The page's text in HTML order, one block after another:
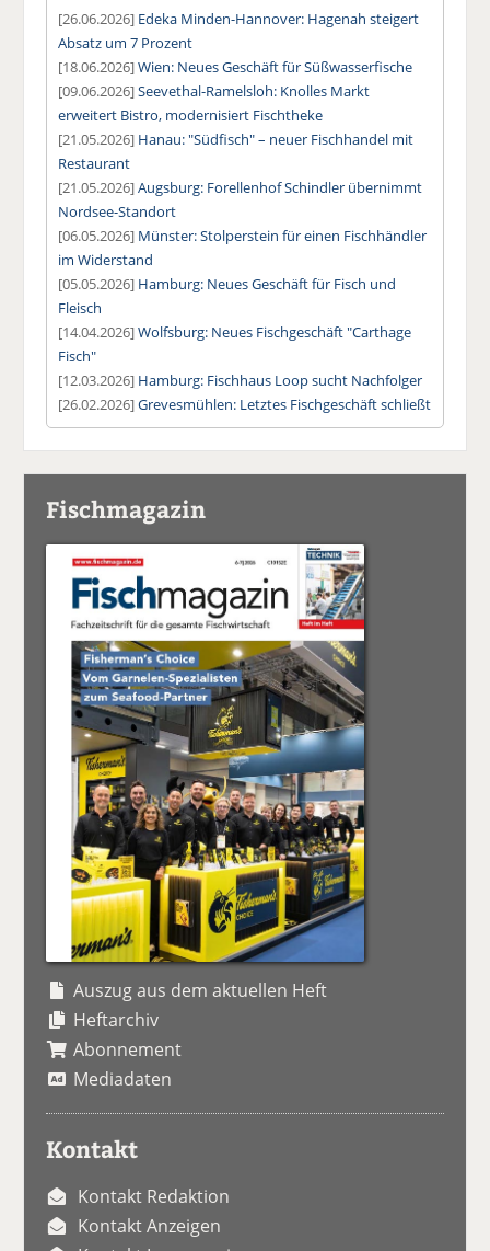
[26.06.2026] Edeka Minden-Hannover: Hagenah steigert
Absatz um 7 Prozent
[18.06.2026]Wien: Neues Geschäft für Süßwasserfische
[09.06.2026]Seevethal-Ramelsloh: Knolles Markt
erweitert Bistro, modernisiert Fischtheke
[21.05.2026] Hanau: "Südfisch" – neuer Fischhandel mit
Restaurant
[21.05.2026]Augsburg: Forellenhof Schindler übernimmt
Nordsee-Standort
[06.05.2026] Münster: Stolperstein für einen Fischhändler
im Widerstand
[05.05.2026] Hamburg: Neues Geschäft für Fisch und
Fleisch
[14.04.2026]Wolfsburg: Neues Fischgeschäft "Carthage
Fisch"
[12.03.2026] Hamburg: Fischhaus Loop sucht Nachfolger
[26.02.2026]Grevesmühlen: Letztes Fischgeschäft schließt
Fischmagazin
Auszug aus dem aktuellen Heft
Heftarchiv
Abonnement
Mediadaten
Kontakt
Kontakt Redaktion
Kontakt Anzeigen